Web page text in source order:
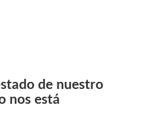
de nuestro
nos está